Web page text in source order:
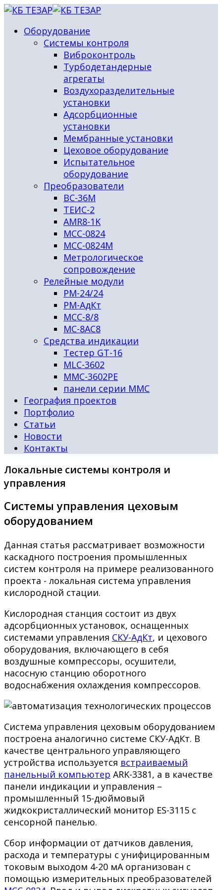
Оборудование
Системы контроля
Виброконтроль
Турбодетандерные
агрегаты
Воздухоразделительные
установки
Адсорбционные
установки
Мембранные установки
Цеховое оборудование
Испытательное
оборудование
Преобразователи
ВС-36М
ТЕИС-2
AMR8-1K
МСС-0824
МСС-0824М
Метрологическое
сопровождение
Релейные модули
РМ-24/24
РМ-АдКт
МСС-8/8
МС-8АС8
Средства индикации
Тестер GT-16
MLC-3602
MMC-3602PЕ
панели серии ММС
География проектов
Портфолио
Статьи
Новости
Контакты
Локальные системы контроля и
управления
Системы управления цеховым
оборудованием
Данная статья рассматривает возможности
каскадного построения промышленных
систем контроля на примере реализованного
проекта - локальная система управления
кислородной стации.
Кислородная станция состоит из двух
адсорбционных установок, оснащенных
системами управления СКУ-АдКт, и цехового
оборудования, включающего в себя
воздушные компрессоры, осушители,
насосную станцию оборотного
водоснабжения охлаждения компрессоров.
Система управления цеховым оборудованием
построена аналогично системе СКУ-АдКт. В
качестве центрального управляющего
устройства используется встраиваемый
панельный компьютер ARK-3381, а в качестве
панели индикации и управления –
промышленный 15-дюймовый
жидкокристаллический монитор ES-3115 с
сенсорной панелью.
Сбор информации от датчиков давления,
расхода и температуры с унифицированным
токовым выходом 4-20 мА организован с
помощью измерительных преобразователей